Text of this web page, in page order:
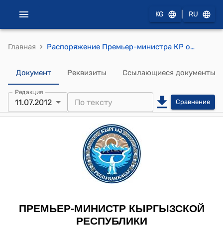
KG RU
Главная › Распоряжение Премьер-министра КР от 11 июля 2012 года № 545 (О Соронкулове Г.У.)
Документ Реквизиты Ссылающиеся документы
Редакция
11.07.2012 Сравнение